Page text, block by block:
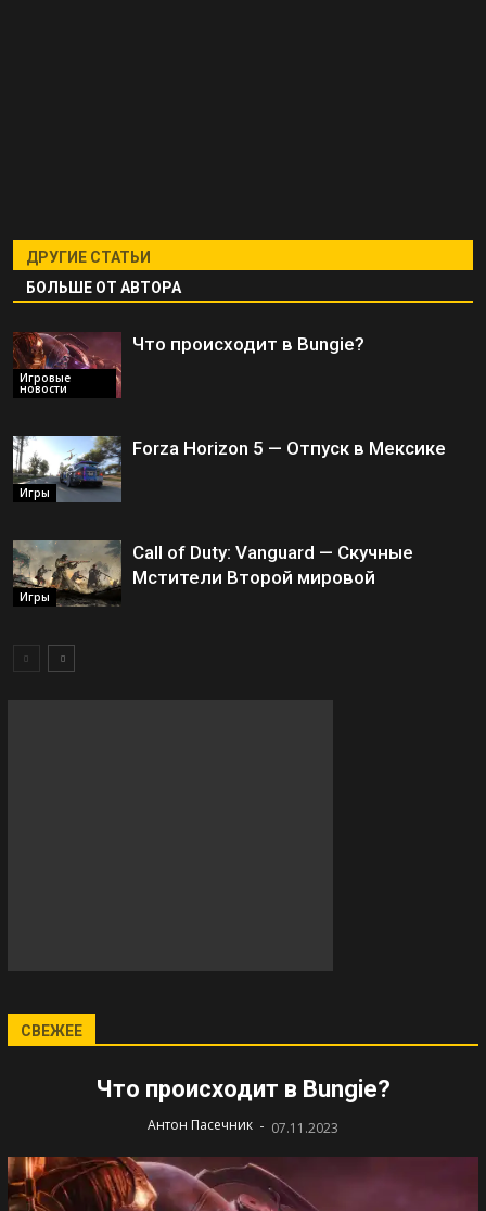
ДРУГИЕ СТАТЬИ
БОЛЬШЕ ОТ АВТОРА
Игровые
новости
Что происходит в Bungie?
Игры
Forza Horizon 5 — Отпуск в Мексике
Игры
Call of Duty: Vanguard — Скучные
Мстители Второй мировой
СВЕЖЕЕ
Что происходит в Bungie?
Антон Пасечник - 07.11.2023